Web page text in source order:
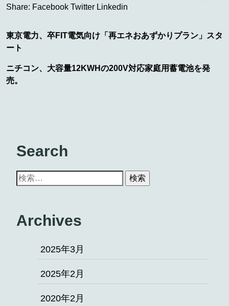
Share: Facebook Twitter Linkedin
東京電力、卒FIT電気向け「再エネおあずかりプラン」スタ
ート
ニチコン、大容量12KWHの200V対応家庭用蓄電池を発
売。
Search
Archives
2025年3月
2025年2月
2020年2月